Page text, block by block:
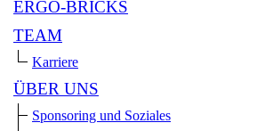
ERGO-BRICKS
TEAM
Karriere
ÜBER UNS
Sponsoring und Soziales